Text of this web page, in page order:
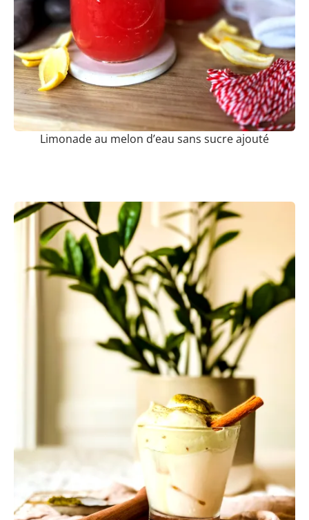
Limonade au melon d’eau sans sucre ajouté